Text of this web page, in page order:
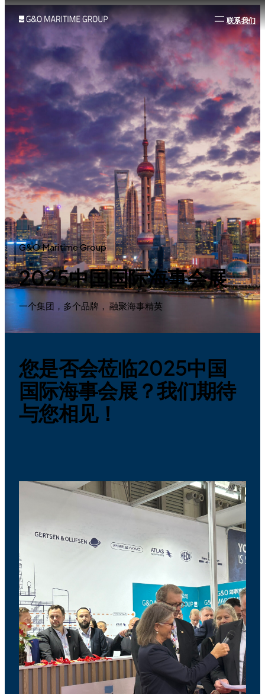
联系我们
G&O Maritime Group
2025中国国际海事会展
一个集团，多个品牌， 融聚海事精英
您是否会莅临2025中国
国际海事会展？我们期待
与您相见！